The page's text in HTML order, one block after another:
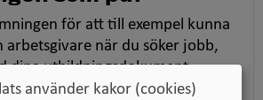
för att till exempel kunna
arbetsgivare när du söker jobb,
dina utbildningsdokument.
använder kakor (cookies)